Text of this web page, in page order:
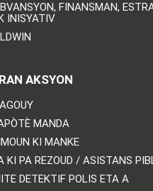
FINANSMAN,
INISYATIV
AKSYON
MANDA
KI MANKE
KI PA REZOUD / ASISTANS
DETEKTIF POLIS ETA A